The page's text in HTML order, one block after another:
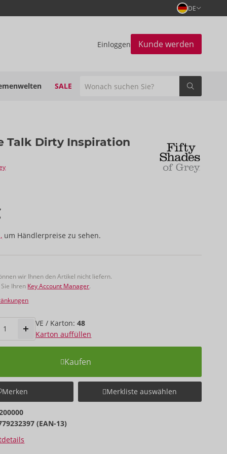
DE
Einloggen Kunde werden
SALE
Talk Dirty Inspiration
um Händlerpreise zu sehen.
wir Ihnen den Artikel nicht liefern.
Ihren Key Account Manager.
VE / Karton:48
Karton auffüllen
Kaufen
Merken Merkliste auswählen
(EAN-13)